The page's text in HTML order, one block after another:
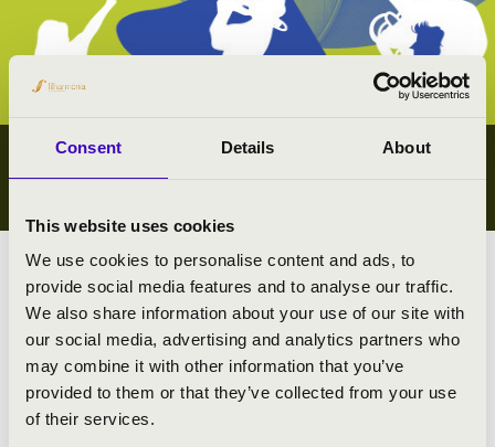
Consent Details About
This website uses cookies
We use cookies to personalise content and ads, to
provide social media features and to analyse our traffic.
We also share information about your use of our site with
our social media, advertising and analytics partners who
may combine it with other information that you’ve
provided to them or that they’ve collected from your use
of their services.
Megyei koncert lista
Összes ifjúsági koncert
#zeneóra ifjúsági kiajánló I.
#zeneóra ifjúsági kiajánló II.